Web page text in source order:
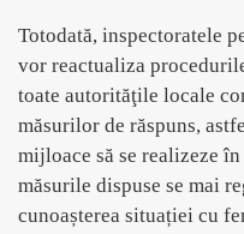
Totodată, inspectoratele
vor reactualiza
toate autorităţile locale
măsurilor de răspuns,
mijloace să se realizeze
măsurile dispuse se mai
cunoașterea situației cu